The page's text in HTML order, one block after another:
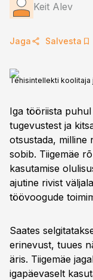
Keit Alev
Jaga Salvesta
Tehisintellekti koolitaja
Iga tööriista
tugevustest ja
otsustada, milline
sobib. Tiigemäe
kasutamise
ajutine rivist
töövoogude
Saates
erinevust, tuues
äris. Tiigemäe
igapäevaselt